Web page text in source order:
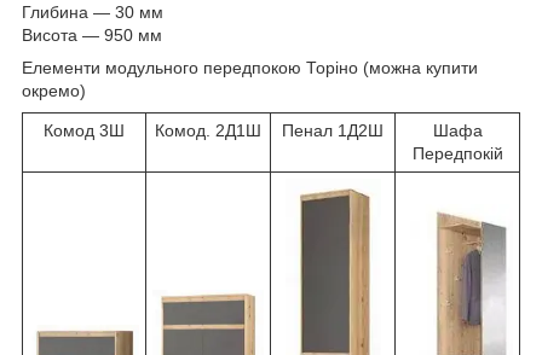
Глибина — 30 мм
Висота — 950 мм
Елементи модульного передпокою Торіно (можна купити
окремо)
Комод 3Ш Комод. 2Д1Ш Пенал 1Д2Ш
Шафа
Передпокій